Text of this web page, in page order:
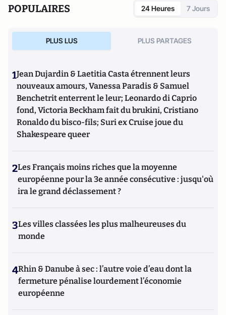
POPULAIRES 24 Heures 7 Jours
PLUS LUS PLUS PARTAGES
1Jean Dujardin & Laetitia Casta étrennent leurs
nouveaux amours, Vanessa Paradis & Samuel
Benchetrit enterrent le leur; Leonardo di Caprio
fond, Victoria Beckham fait du brukini, Cristiano
Ronaldo du bisco-fils; Suri ex Cruise joue du
Shakespeare queer
2Les Français moins riches que la moyenne
européenne pour la 3e année consécutive : jusqu'où
ira le grand déclassement ?
3Les villes classées les plus malheureuses du
monde
4Rhin & Danube à sec : l’autre voie d’eau dont la
fermeture pénalise lourdement l’économie
européenne